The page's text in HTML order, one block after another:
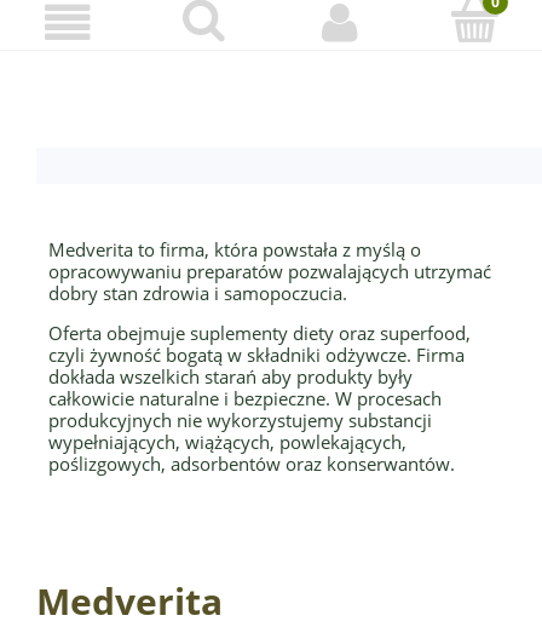
Medverita to firma, która powstała z myślą o
opracowywaniu preparatów pozwalających utrzymać
dobry stan zdrowia i samopoczucia.
Oferta obejmuje suplementy diety oraz superfood,
czyli żywność bogatą w składniki odżywcze. Firma
dokłada wszelkich starań aby produkty były
całkowicie naturalne i bezpieczne. W procesach
produkcyjnych nie wykorzystujemy substancji
wypełniających, wiążących, powlekających,
poślizgowych, adsorbentów oraz konserwantów.
Medverita